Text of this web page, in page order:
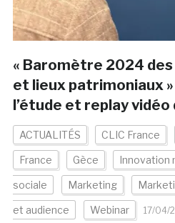
« Baromètre 2024
et lieux patrimoniaux
l’étude et replay
ACTUALITÉS CLIC France
France Gèce Innovation
sociale Marketing
et audience Webinar 17/04/